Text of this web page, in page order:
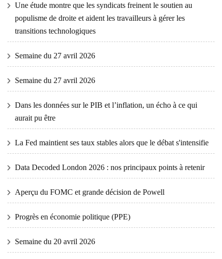
Une étude montre que les syndicats freinent le soutien au
populisme de droite et aident les travailleurs à gérer les
transitions technologiques
Semaine du 27 avril 2026
Semaine du 27 avril 2026
Dans les données sur le PIB et l’inflation, un écho à ce qui
aurait pu être
La Fed maintient ses taux stables alors que le débat s'intensifie
Data Decoded London 2026 : nos principaux points à retenir
Aperçu du FOMC et grande décision de Powell
Progrès en économie politique (PPE)
Semaine du 20 avril 2026